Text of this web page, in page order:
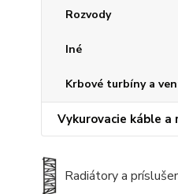
Rozvody
Iné
Krbové turbíny a
Vykurovacie káble a
Radiátory a